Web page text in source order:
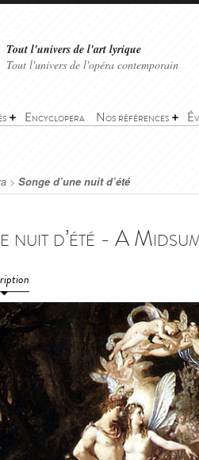
Tout l'univers de l'art lyrique
Tout l'univers de l'opéra contemporain
Encyclopera Nos références
> Songe d’une nuit d’été
nuit d’été - A